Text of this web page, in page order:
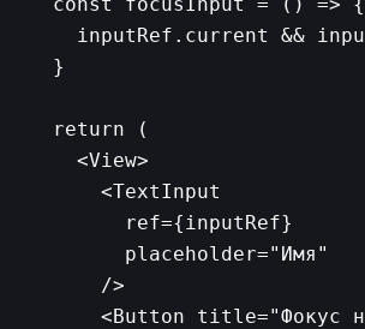
inputRef.current &&
  }
  return (
    <View>
      <TextInput
        ref={inputRef}
        placeholder="Имя"
      />
<Button title="Фокус